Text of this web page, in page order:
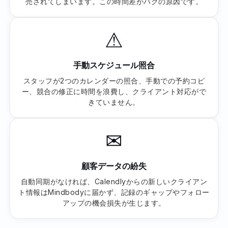
⚠
手動スケジュール照合
スタッフが2つのカレンダーの照合、手動での予約コピ
ー、競合の修正に時間を浪費し、クライアント対応がで
きていません。
✉
顧客データの紛失
自動同期がなければ、Calendlyからの新しいクライアン
ト情報はMindbodyに届かず、記録のギャップやフォロー
アップの機会損失が生じます。